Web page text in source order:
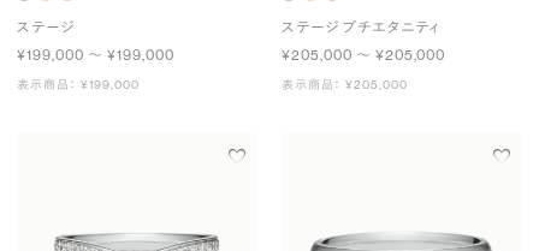
ステージ
¥199,000 〜 ¥199,000
表示商品： ¥199,000
ステージ プチエタニティ
¥205,000 〜 ¥205,000
表示商品： ¥205,000